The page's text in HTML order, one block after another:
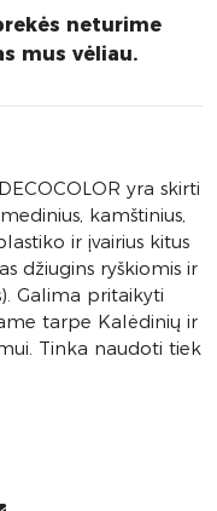
neturime
mus vėliau.
yra skirti
kamštinius,
ir įvairius kitus
džiugins ryškiomis ir
Galima pritaikyti
tarpe Kalėdinių ir
Tinka naudoti tiek